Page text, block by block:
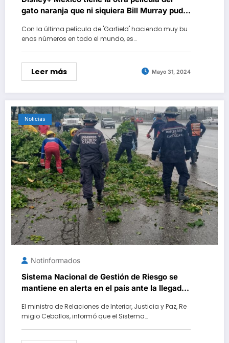
gato naranja que ni siquiera Bill Murray pudo
Con la última película de 'Garfield' haciendo muy bu
enos números en todo el mundo, es…
Leer más Mayo 31, 2024
Noticias
Notinformados
Sistema Nacional de Gestión de Riesgo se
mantiene en alerta en el país ante la llegada
El ministro de Relaciones de Interior, Justicia y Paz, Re
migio Ceballos, informó que el Sistema…